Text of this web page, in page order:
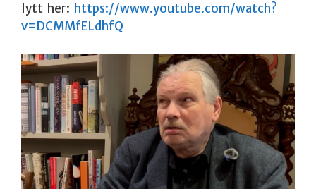
lytt her: https://www.youtube.com/watch?
v=DCMMfELdhfQ